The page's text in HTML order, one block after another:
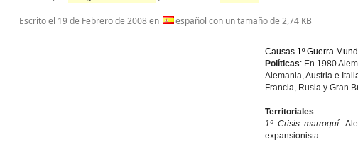
Escrito el 19 de Febrero de 2008en español con un tamaño de 2,74 KB
Causas 1º Guerra
Políticas: En 1980
Alemania, Austria e
Francia, Rusia y Gran
Territoriales:
1º Crisis marroquí:
expansionista.